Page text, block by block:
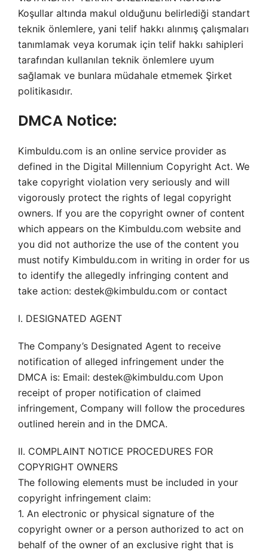
Koşullar altında makul olduğunu belirlediği standart
teknik önlemlere, yani telif hakkı alınmış çalışmaları
tanımlamak veya korumak için telif hakkı sahipleri
tarafından kullanılan teknik önlemlere uyum
sağlamak ve bunlara müdahale etmemek Şirket
politikasıdır.
DMCA Notice:
Kimbuldu.com is an online service provider as
defined in the Digital Millennium Copyright Act. We
take copyright violation very seriously and will
vigorously protect the rights of legal copyright
owners. If you are the copyright owner of content
which appears on the Kimbuldu.com website and
you did not authorize the use of the content you
must notify Kimbuldu.com in writing in order for us
to identify the allegedly infringing content and
take action: destek@kimbuldu.com or contact
I. DESIGNATED AGENT
The Company’s Designated Agent to receive
notification of alleged infringement under the
DMCA is: Email: destek@kimbuldu.com Upon
receipt of proper notification of claimed
infringement, Company will follow the procedures
outlined herein and in the DMCA.
II. COMPLAINT NOTICE PROCEDURES FOR
COPYRIGHT OWNERS
The following elements must be included in your
copyright infringement claim:
1. An electronic or physical signature of the
copyright owner or a person authorized to act on
behalf of the owner of an exclusive right that is